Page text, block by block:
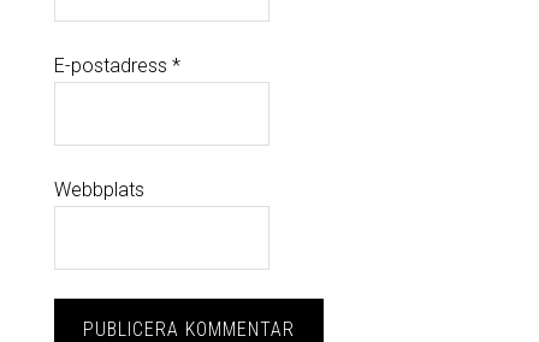
E-postadress *
Webbplats